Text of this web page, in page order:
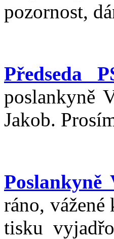
pozornost,
Předseda
poslankyně
Jakob.
Poslankyně
ráno,
tisku